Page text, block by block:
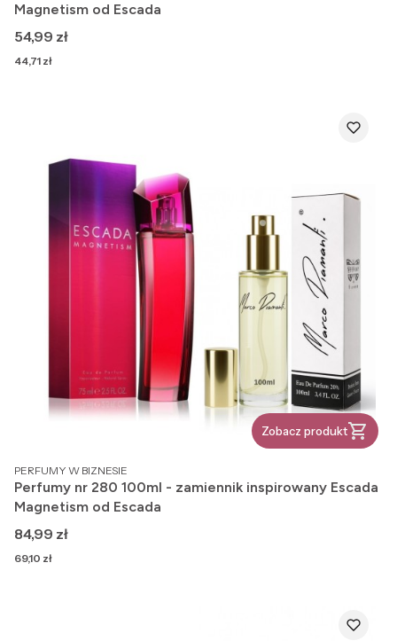
Magnetism od Escada
Cena
54,99 zł
Cena
44,71 zł
Zobacz produkt
PRODUCENT
PERFUMY W BIZNESIE
Perfumy nr 280 100ml - zamiennik inspirowany Escada
Magnetism od Escada
Cena
84,99 zł
Cena
69,10 zł